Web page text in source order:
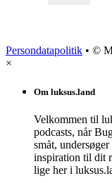
Persondatapolitik • ©
×
Om luksus.land
Velkommen til
podcasts, når
småt,
inspiration til dit
lige her i